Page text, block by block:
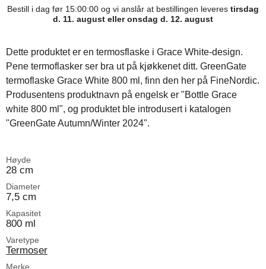
Bestill i dag før 15:00:00 og vi anslår at bestillingen leveres tirsdag
d. 11. august eller onsdag d. 12. august
Dette produktet er en termosflaske i Grace White-design.
Pene termoflasker ser bra ut på kjøkkenet ditt. GreenGate
termoflaske Grace White 800 ml, finn den her på FineNordic.
Produsentens produktnavn på engelsk er "Bottle Grace
white 800 ml", og produktet ble introdusert i katalogen
"GreenGate Autumn/Winter 2024".
Høyde
28 cm
Diameter
7,5 cm
Kapasitet
800 ml
Varetype
Termoser
Merke